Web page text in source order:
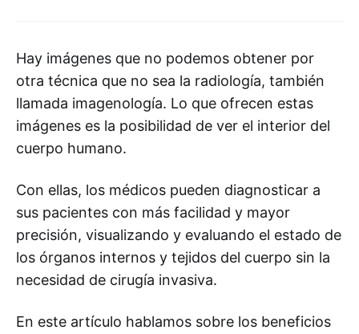
Hay imágenes que no podemos obtener por
otra técnica que no sea la radiología, también
llamada imagenología. Lo que ofrecen estas
imágenes es la posibilidad de ver el interior del
cuerpo humano.
Con ellas, los médicos pueden diagnosticar a
sus pacientes con más facilidad y mayor
precisión, visualizando y evaluando el estado de
los órganos internos y tejidos del cuerpo sin la
necesidad de cirugía invasiva.
En este artículo hablamos sobre los beneficios